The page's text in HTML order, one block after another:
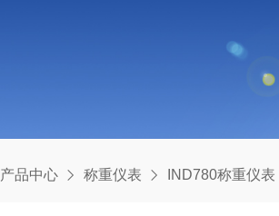
产品中心 称重仪表 IND780称重仪表